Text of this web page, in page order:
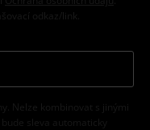
odkaz/link.
Nelze kombinovat s jinými